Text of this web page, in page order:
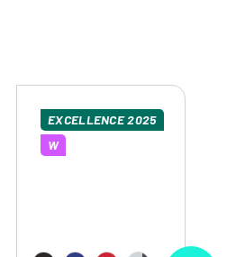
EXCELLENCE 2025
W